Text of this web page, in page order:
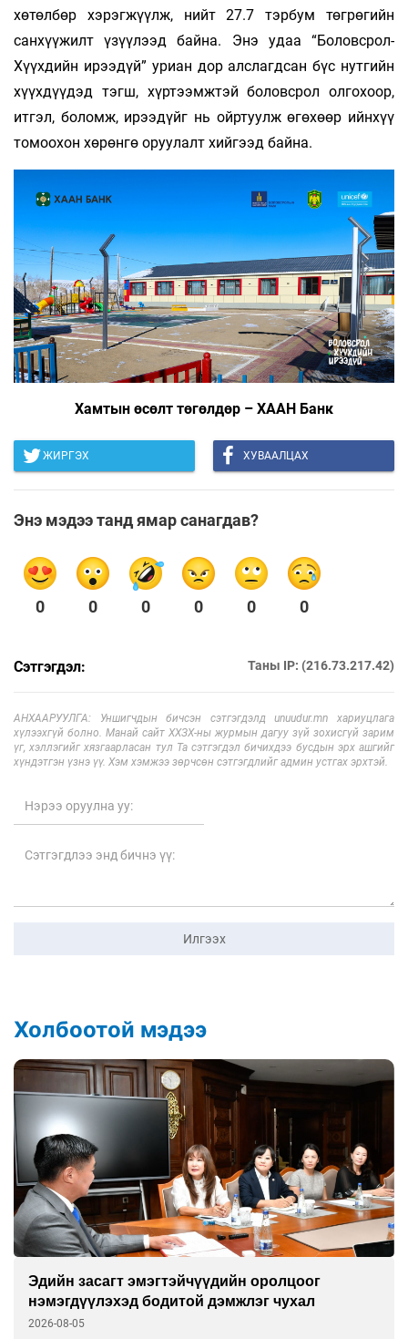
хөтөлбөр хэрэгжүүлж, нийт 27.7 тэрбум төгрөгийн
санхүүжилт үзүүлээд байна. Энэ удаа “Боловсрол-
Хүүхдийн ирээдүй” уриан дор алслагдсан бүс нутгийн
хүүхдүүдэд тэгш, хүртээмжтэй боловсрол олгохоор,
итгэл, боломж, ирээдүйг нь ойртуулж өгөхөөр ийнхүү
томоохон хөрөнгө оруулалт хийгээд байна.
Хамтын өсөлт төгөлдөр – ХААН Банк
ЖИРГЭХ ХУВААЛЦАХ
Энэ мэдээ танд ямар санагдав?
0 0 0 0 0 0
Сэтгэгдэл: Таны IP: (216.73.217.42)
АНХААРУУЛГА: Уншигчдын бичсэн сэтгэгдэлд unuudur.mn хариуцлага
хүлээхгүй болно. Манай сайт ХХЗХ-ны журмын дагуу зүй зохисгүй зарим
үг, хэллэгийг хязгаарласан тул Та сэтгэгдэл бичихдээ бусдын эрх ашгийг
хүндэтгэн үзнэ үү. Хэм хэмжээ зөрчсөн сэтгэгдлийг админ устгах эрхтэй.
Илгээх
Холбоотой мэдээ
Эдийн засагт эмэгтэйчүүдийн оролцоог
нэмэгдүүлэхэд бодитой дэмжлэг чухал
2026-08-05